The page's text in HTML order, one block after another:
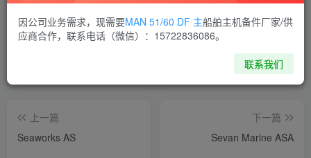
喜欢就支持一下吧
上一篇
Seaworks AS
下一篇
Sevan Marine ASA
因公司业务需求，现需要MAN 51/60 DF 主船舶主机备件厂家/供
应商合作，联系电话（微信）：15722836086。
联系我们